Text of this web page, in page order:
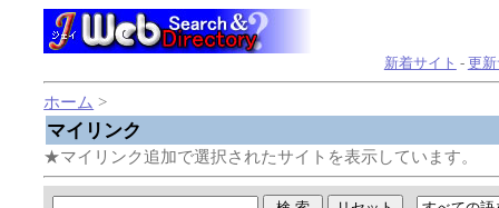
新着サイト - 更
ホーム >
マイリンク
★マイリンク追加で選択されたサイトを表示しています。